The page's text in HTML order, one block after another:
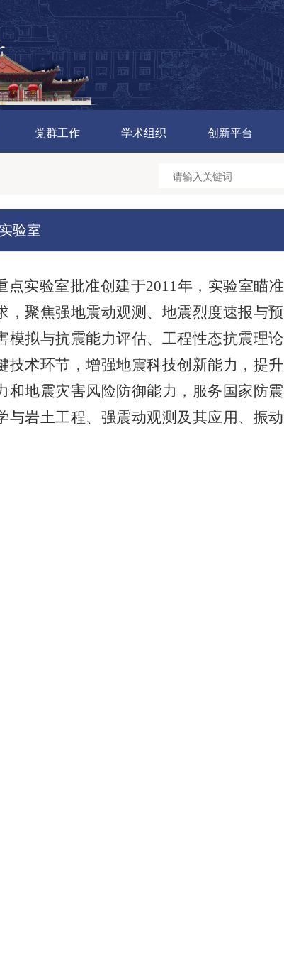
党群工作 学术组织 创新平台
验室
点实验室批准创建于2011年，实验室瞄
，聚焦强地震动观测、地震烈度速报与
模拟与抗震能力评估、工程性态抗震理
技术环节，增强地震科技创新能力，提
地震灾害风险防御能力，服务国家防震
与岩土工程、强震动观测及其应用、振